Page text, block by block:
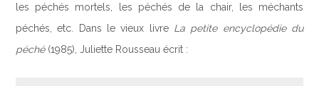
les péchés mortels, les péchés de la chair, les méchants
péchés, etc. Dans le vieux livre La petite encyclopédie du
péché(1985), Juliette Rousseau écrit :